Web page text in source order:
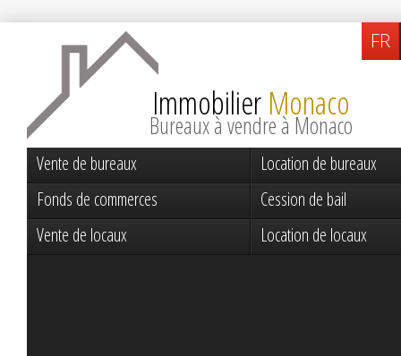
Immobilier Monaco
Bureaux à vendre à Monaco
FR
Vente de bureaux
Location de bureaux
Fonds de commerces
Cession de bail
Vente de locaux
Location de locaux